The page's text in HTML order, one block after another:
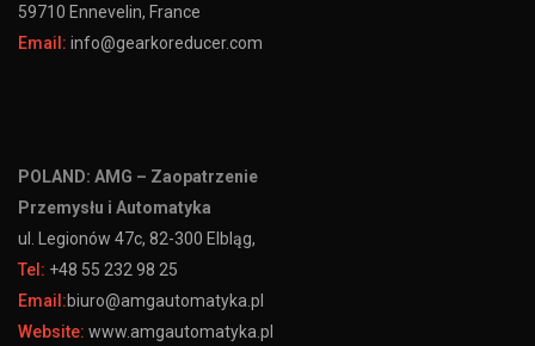
59710 Ennevelin, France
Email: info@gearkoreducer.com
POLAND: AMG – Zaopatrzenie
Przemysłu i Automatyka
ul. Legionów 47c, 82-300 Elbląg,
Tel: +48 55 232 98 25
Email:biuro@amgautomatyka.pl
Website: www.amgautomatyka.pl